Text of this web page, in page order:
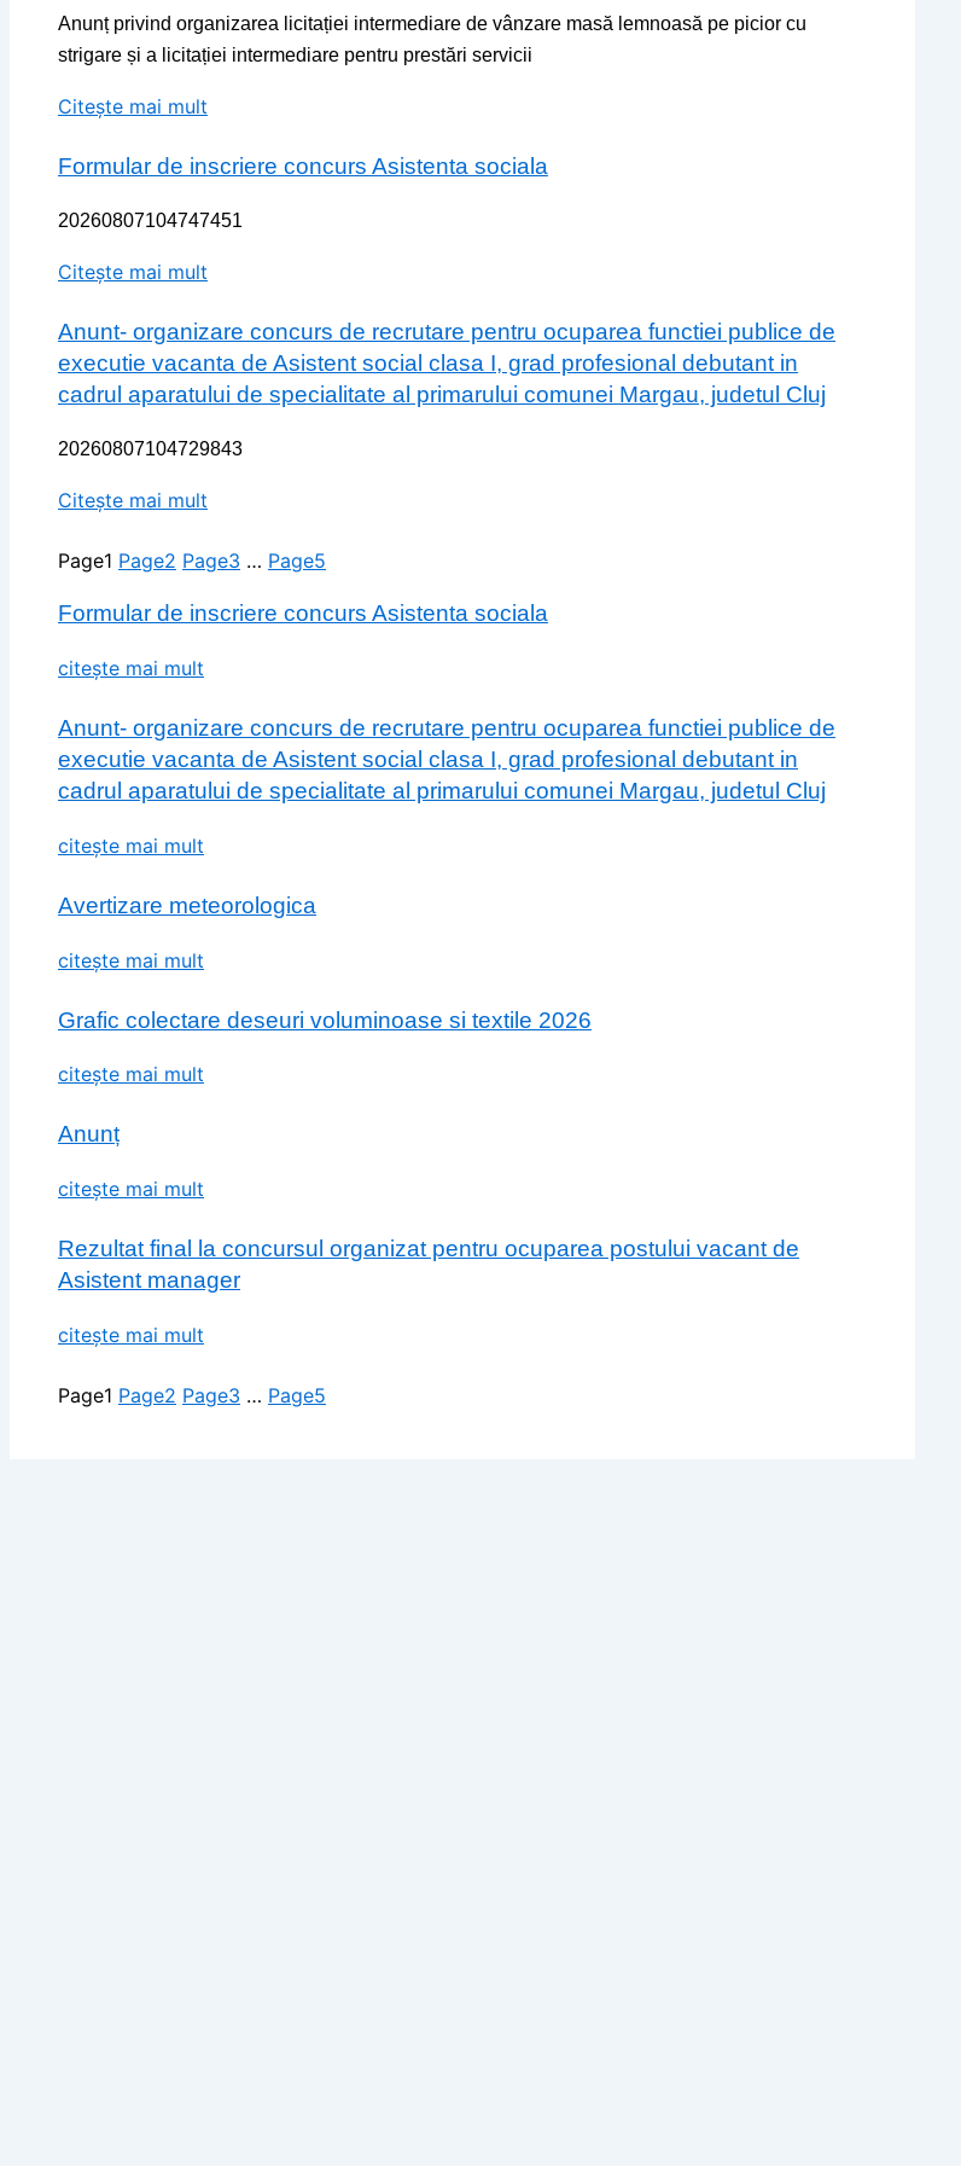
Anunț privind organizarea licitației intermediare de vânzare masă lemnoasă pe picior cu
strigare și a licitației intermediare pentru prestări servicii
Citește mai mult
Formular de inscriere concurs Asistenta sociala
20260807104747451
Citește mai mult
Anunt- organizare concurs de recrutare pentru ocuparea functiei publice de
executie vacanta de Asistent social clasa I, grad profesional debutant in
cadrul aparatului de specialitate al primarului comunei Margau, judetul Cluj
20260807104729843
Citește mai mult
Page1 Page2 Page3 … Page5
Formular de inscriere concurs Asistenta sociala
citește mai mult
Anunt- organizare concurs de recrutare pentru ocuparea functiei publice de
executie vacanta de Asistent social clasa I, grad profesional debutant in
cadrul aparatului de specialitate al primarului comunei Margau, judetul Cluj
citește mai mult
Avertizare meteorologica
citește mai mult
Grafic colectare deseuri voluminoase si textile 2026
citește mai mult
Anunț
citește mai mult
Rezultat final la concursul organizat pentru ocuparea postului vacant de
Asistent manager
citește mai mult
Page1 Page2 Page3 … Page5